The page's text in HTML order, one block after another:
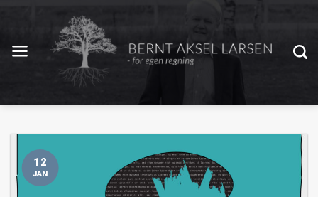
12
JAN